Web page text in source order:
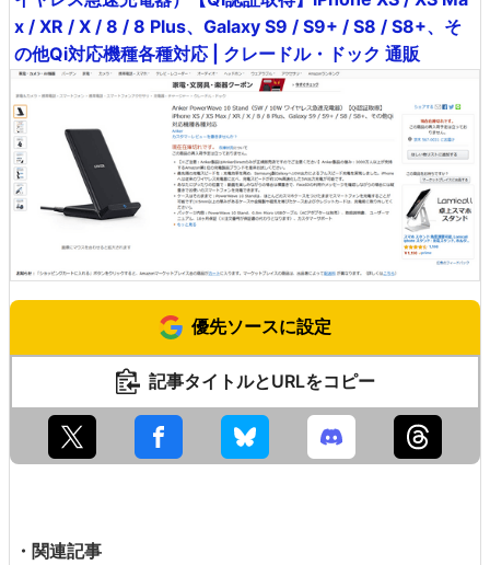
x / XR / X / 8 / 8 Plus、Galaxy S9 / S9+ / S8 / S8+、そ
の他Qi対応機種各種対応 | クレードル・ドック 通販
優先ソースに設定
記事タイトルとURLをコピー
・関連記事